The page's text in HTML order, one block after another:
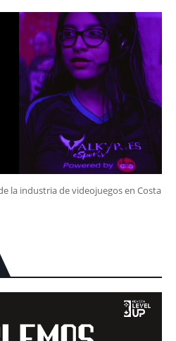
la industria de videojuegos en Costa